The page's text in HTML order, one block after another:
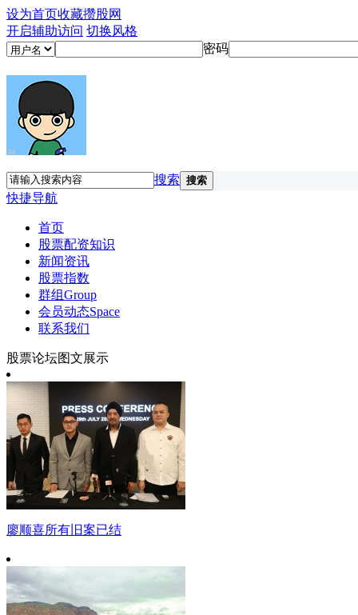
设为首页收藏攒股网
开启辅助访问 切换风格
密码
搜索 搜索
快捷导航
首页
股票配资知识
新闻资讯
股票指数
群组Group
会员动态Space
联系我们
股票论坛图文展示
廖顺喜所有旧案已结